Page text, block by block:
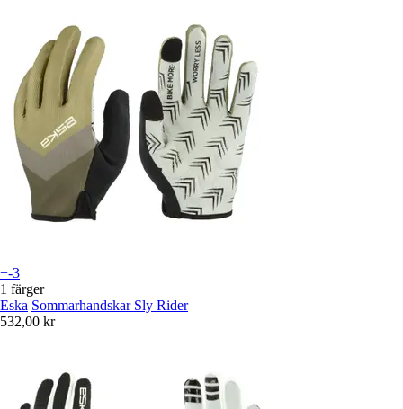
+-3
1 färger
Eska Sommarhandskar Sly Rider
532,00 kr